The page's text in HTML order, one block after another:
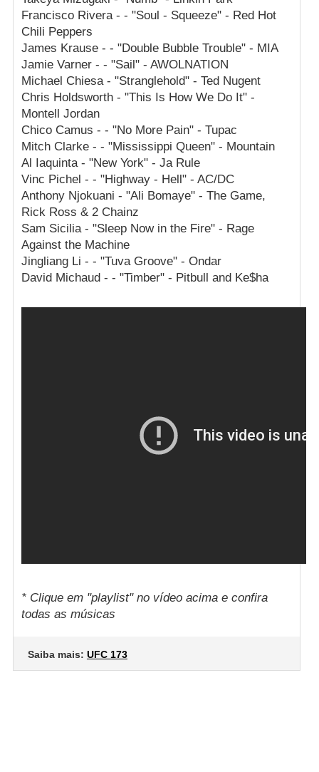
Francisco Rivera - - "Soul - Squeeze" - Red Hot
Chili Peppers
James Krause - - "Double Bubble Trouble" - MIA
Jamie Varner - - "Sail" - AWOLNATION
Michael Chiesa - "Stranglehold" - Ted Nugent
Chris Holdsworth - "This Is How We Do It" -
Montell Jordan
Chico Camus - - "No More Pain" - Tupac
Mitch Clarke - - "Mississippi Queen" - Mountain
Al Iaquinta - "New York" - Ja Rule
Vinc Pichel - - "Highway - Hell" - AC/DC
Anthony Njokuani - "Ali Bomaye" - The Game,
Rick Ross & 2 Chainz
Sam Sicilia - "Sleep Now in the Fire" - Rage
Against the Machine
Jingliang Li - - "Tuva Groove" - Ondar
David Michaud - - "Timber" - Pitbull and Ke$ha
* Clique em "playlist" no vídeo acima e confira
todas as músicas
Saiba mais: UFC 173